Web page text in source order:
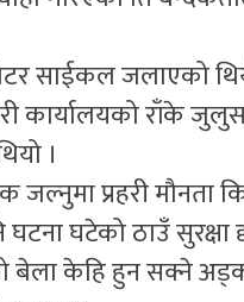
साईकल जलाएको
कार्यालयको राँके
।
प्रहरी मौनता
घटेको ठाउँ सुरक्षा
बेला केहि हुन सक्ने